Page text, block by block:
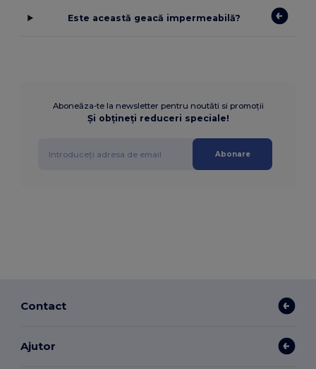
Este această geacă impermeabilă?
Aboneăza-te la newsletter pentru noutăti si promoții
Și obțineți reduceri speciale!
Abonare
Contact
Ajutor